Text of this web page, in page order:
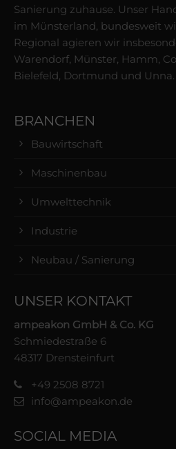
Sanierung zuhause. Unser
im Münsterland, bundesweit
Regional agieren wir
Warendorf, Münster, Hamm,
Bielefeld, Dortmund und Unna.
BRANCHEN
Bauwirtschaft
Maschinenbau
Umwelttechnik
Industrie
Neubau / Sanierung
UNSER KONTAKT
ampeakon GmbH & Co. KG
Schmiedestraße 6
48317 Drensteinfurt
+49 2508 8721
info@ampeakon.de
SOCIAL MEDIA